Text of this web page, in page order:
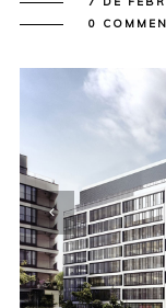
0